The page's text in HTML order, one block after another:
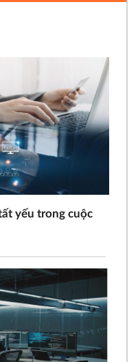
yếu trong cuộc